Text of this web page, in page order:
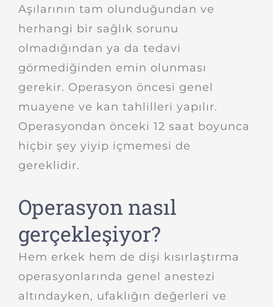
Aşılarının tam olunduğundan ve
herhangi bir sağlık sorunu
olmadığından ya da tedavi
görmediğinden emin olunması
gerekir. Operasyon öncesi genel
muayene ve kan tahlilleri yapılır.
Operasyondan önceki 12 saat boyunca
hiçbir şey yiyip içmemesi de
gereklidir.
Operasyon nasıl
gerçekleşiyor?
Hem erkek hem de dişi kısırlaştırma
operasyonlarında genel anestezi
altındayken, ufaklığın değerleri ve